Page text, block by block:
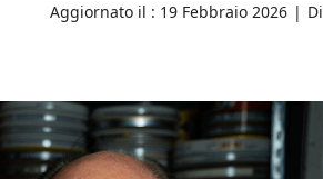
Aggiornato il : 19 Febbraio 2026 |